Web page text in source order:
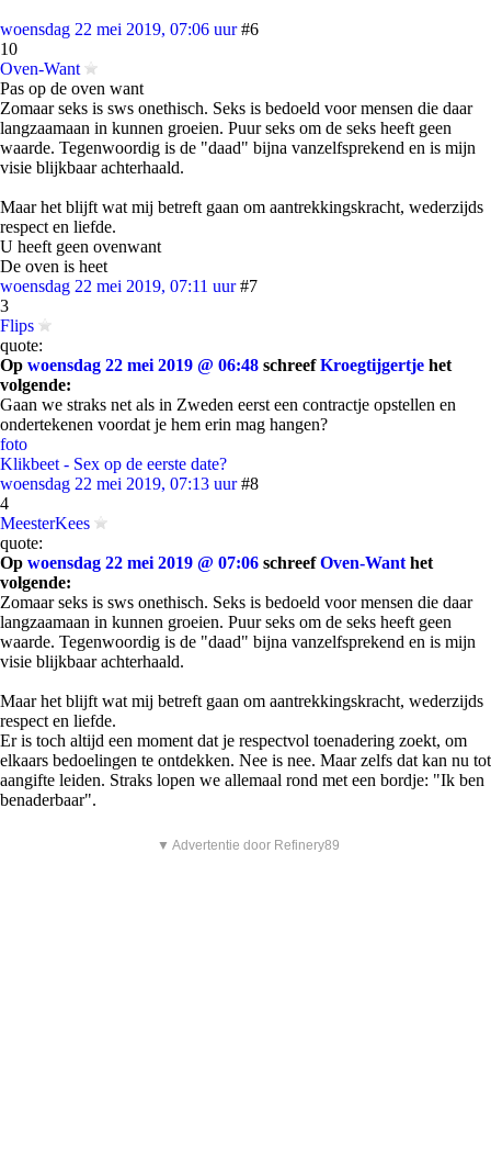
woensdag 22 mei 2019, 07:06 uur #6
10
Oven-Want
Pas op de oven want
Zomaar seks is sws onethisch. Seks is bedoeld voor mensen die daar
langzaamaan in kunnen groeien. Puur seks om de seks heeft geen
waarde. Tegenwoordig is de "daad" bijna vanzelfsprekend en is mijn
visie blijkbaar achterhaald.
Maar het blijft wat mij betreft gaan om aantrekkingskracht, wederzijds
respect en liefde.
U heeft geen ovenwant
De oven is heet
woensdag 22 mei 2019, 07:11 uur #7
3
Flips
quote:
Op woensdag 22 mei 2019 @ 06:48 schreefKroegtijgertje het
volgende:
Gaan we straks net als in Zweden eerst een contractje opstellen en
ondertekenen voordat je hem erin mag hangen?
foto
Klikbeet - Sex op de eerste date?
woensdag 22 mei 2019, 07:13 uur #8
4
MeesterKees
quote:
Op woensdag 22 mei 2019 @ 07:06 schreefOven-Want het
volgende:
Zomaar seks is sws onethisch. Seks is bedoeld voor mensen die daar
langzaamaan in kunnen groeien. Puur seks om de seks heeft geen
waarde. Tegenwoordig is de "daad" bijna vanzelfsprekend en is mijn
visie blijkbaar achterhaald.
Maar het blijft wat mij betreft gaan om aantrekkingskracht, wederzijds
respect en liefde.
Er is toch altijd een moment dat je respectvol toenadering zoekt, om
elkaars bedoelingen te ontdekken. Nee is nee. Maar zelfs dat kan nu tot
aangifte leiden. Straks lopen we allemaal rond met een bordje: "Ik ben
benaderbaar".
▼ Advertentie door Refinery89